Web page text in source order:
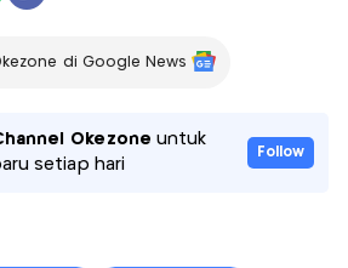
di Google News
Okezone untuk
setiap hari
Follow